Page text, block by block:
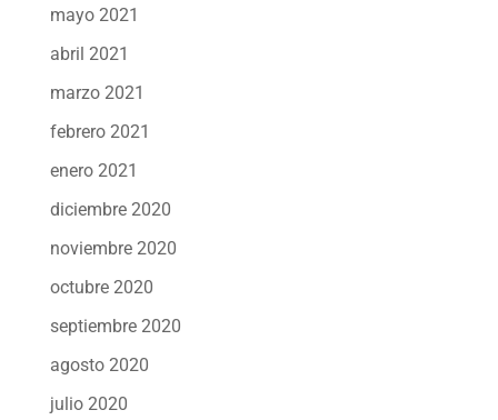
mayo 2021
abril 2021
marzo 2021
febrero 2021
enero 2021
diciembre 2020
noviembre 2020
octubre 2020
septiembre 2020
agosto 2020
julio 2020